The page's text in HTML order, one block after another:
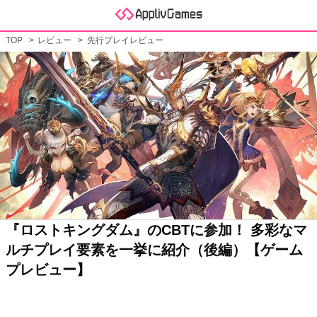
TOP レビュー 先行プレイレビュー
『ロストキングダム』のCBTに参加！ 多彩なマ
ルチプレイ要素を一挙に紹介（後編）【ゲーム
プレビュー】